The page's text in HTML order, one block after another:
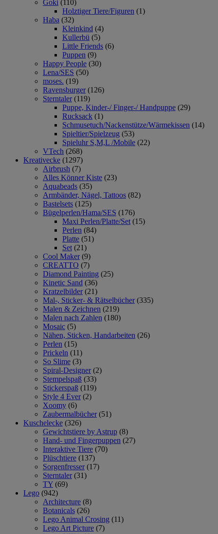
Goki (110)
Holztiger Tiere/Figuren (1)
Haba (32)
Kleinkind (4)
Kullerbü (5)
Little Friends (6)
Puppen (9)
Happy People (30)
Lena/SES (50)
moses. (19)
Ravensburger (126)
Sterntaler (119)
Puppe, Kinder-/ Finger-/ Handpuppe (29)
Rucksack (1)
Schmusetuch/Nackenstütze/Wärmekissen (14)
Spieltier/Spielzeug (53)
Spieluhr S,M,L /Mobile (22)
VTech (268)
Kreativecke (1297)
Airbrush (7)
Alles Könner Kiste (23)
Aquabeads (35)
Armbänder, Nägel, Tattoos (82)
Bastelsets (125)
Bügelperlen/Hama/SES (176)
Maxi Perlen/Platte/Set (15)
Perlen (84)
Platte (51)
Set (21)
Cool Maker (9)
CREATTO (7)
Diamond Painting (25)
Kinetic Sand (36)
Kratzelbilder (21)
Mal-, Sticker- & Rätselbücher (335)
Malen & Zeichnen (219)
Malen nach Zahlen (180)
Mosaic (5)
Nähen, Sticken, Handarbeiten (26)
Perlen (15)
Prickeln (11)
So Slime (3)
Spiral-Designer (2)
Stempelspaß (33)
Stickerspaß (119)
Style 4 Ever (2)
Xoomy (6)
Zaubermalbücher (51)
Kuschelecke (326)
Gewichtstiere by Astrup (8)
Hand- und Fingerpuppen (27)
Interaktive Tiere (70)
Plüschtiere (137)
Sorgenfresser (17)
Sterntaler (31)
TY (69)
Lego (942)
Architecture (8)
Botanicals (26)
Lego Animal Crosing (11)
Lego Art Picture (7)